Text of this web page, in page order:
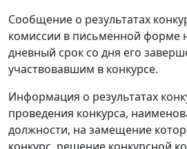
Сообщение о результатах
комиссии в письменной форме
дневный срок со дня его
участвовавшим в конкурсе.
Информация о результатах
проведения конкурса,
должности, на замещение